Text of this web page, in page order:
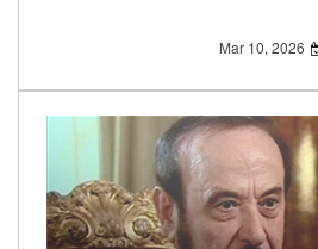
Mar 10, 2026